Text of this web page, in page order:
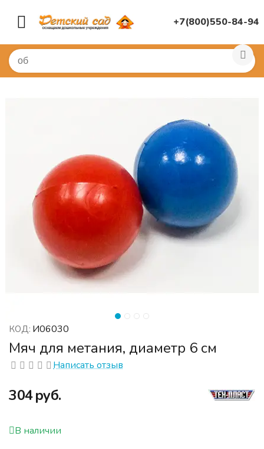
+7(800)550-84-94
Главная Для
КОД: И06030
Мяч для метания, диаметр 6 см
Написать отзыв
‍304‍руб.
В наличии